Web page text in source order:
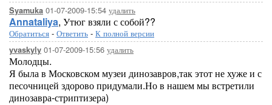
Syamuka 01-07-2009-15:54 удалить
Annataliya, Утюг взяли с собой??
Обратиться - Ответить - К полной версии
yvaskyly 01-07-2009-15:56 удалить
Молодцы.
Я была в Московском музеи динозавров,так этот не хуже и с
песочницей здорово придумали.Но в нашем мы встретили
динозавра-стриптизера)